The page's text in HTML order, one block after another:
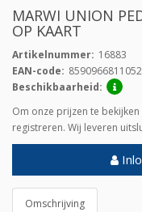
Omschrijving
MARWI UNION
OP KAART
Artikelnummer: 16883
EAN-code: 8590966811052
Beschikbaarheid:
Om onze prijzen te
registreren. Wij leveren